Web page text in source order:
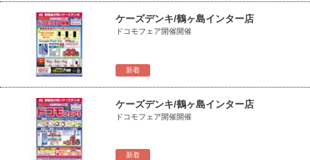
新着
ケーズデンキ/鶴ヶ島インター店
ドコモフェア開催開催
新着
ケーズデンキ/鶴ヶ島インター店
ドコモフェア開催開催